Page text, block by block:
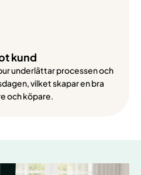
kund
underlättar processen och
vilket skapar en bra
och köpare.